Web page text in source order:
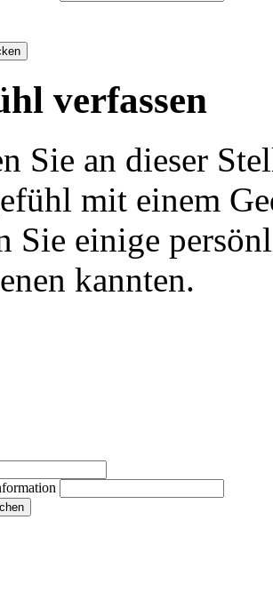
verfassen
Sie an dieser
mit einem
Sie einige
kannten.